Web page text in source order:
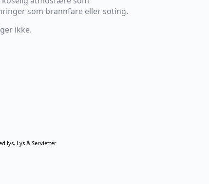
som brannfare eller soting.
ikke.
lys, Lys & Servietter